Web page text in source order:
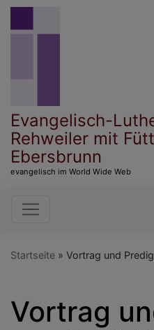
Direkt
Evangelisch-
Rehweiler mit
Ebersbrunn
evangelisch im World Wide Web
Startseite Vortrag und
Vortrag